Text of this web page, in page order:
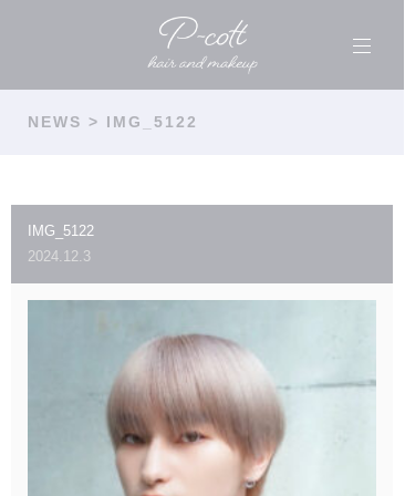
NEWS > IMG_5122
IMG_5122
2024.12.3